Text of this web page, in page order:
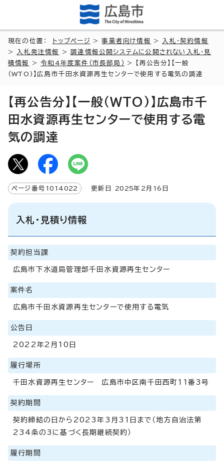
現在の位置： トップページ >事業者向け情報 >
入札・契約情報
>
入札発注情報 >調達情報公開システムに公開されない入札・見
積情報
>令和4年度案件（市長部局）
> 【再公告分】【一般
（WTO)】広島市千田水資源再生センターで使用する電気の調達
【再公告分】【一般（WTO)】広島市千
田水資源再生センターで使用する電
気の調達
ページ番号 1014022 更新日 2025年2月 16 日
入札・見積り情報
契約担当課
広島市下水道局管理部千田水資源再生センター
案件名
広島市千田水資源再生センターで使用する電気
公告日
2022年2月10日
履行場所
千田水資源再生センター 広島市中区南千田西町11番3号
契約期間
契約締結の日から2023年3月31日まで（地方自治法第
234条の3に基づく長期継続契約）
履行期間